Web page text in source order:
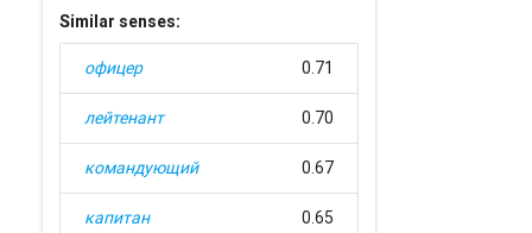
Similar senses:
офицер 0.71
лейтенант 0.70
командующий 0.67
капитан 0.65